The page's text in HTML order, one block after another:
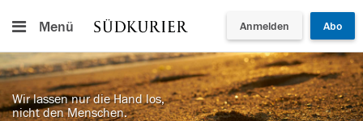
Menü Anmelden Abo
Wir lassen nur die Hand los,
nicht den Menschen.